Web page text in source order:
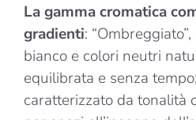
La gamma cromatica
gradienti:
bianco e colori neutri
equilibrata e senza
caratterizzato da tonalità